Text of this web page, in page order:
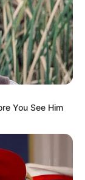
You See Him